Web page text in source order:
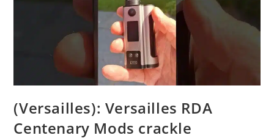
(Versailles): Versailles RDA
Centenary Mods crackle